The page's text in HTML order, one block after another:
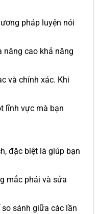
pháp luyện nói
nâng cao khả năng
và chính xác. Khi
lĩnh vực mà bạn
đặc biệt là giúp bạn
mắc phải và sửa
sánh giữa các lần